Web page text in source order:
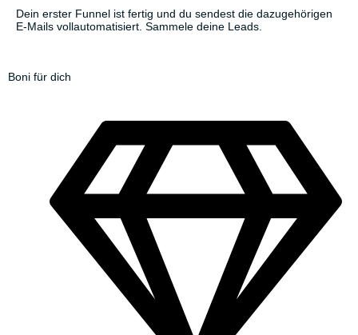
Dein erster Funnel ist fertig und du sendest die dazugehörigen
E-Mails vollautomatisiert. Sammele deine Leads.
Boni für dich